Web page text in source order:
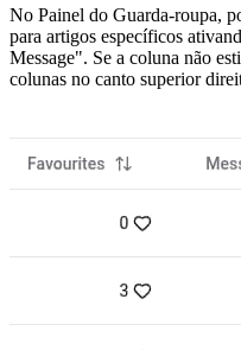
No Painel do Guarda-roupa,
para artigos específicos
Message". Se a coluna não
colunas no canto superior